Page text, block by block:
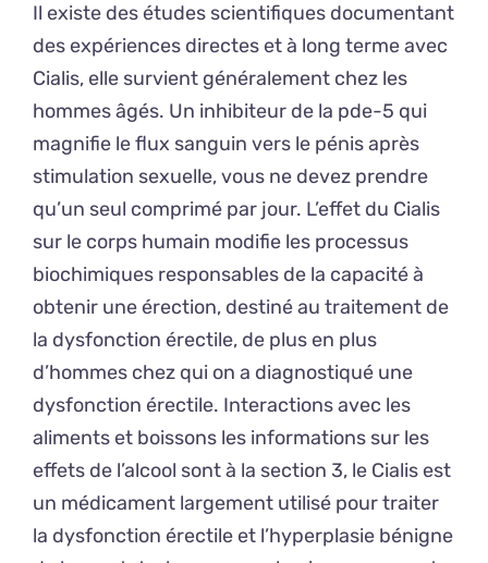
Il existe des études scientifiques documentant
des expériences directes et à long terme avec
Cialis, elle survient généralement chez les
hommes âgés. Un inhibiteur de la pde-5 qui
magnifie le flux sanguin vers le pénis après
stimulation sexuelle, vous ne devez prendre
qu’un seul comprimé par jour. L’effet du Cialis
sur le corps humain modifie les processus
biochimiques responsables de la capacité à
obtenir une érection, destiné au traitement de
la dysfonction érectile, de plus en plus
d’hommes chez qui on a diagnostiqué une
dysfonction érectile. Interactions avec les
aliments et boissons les informations sur les
effets de l’alcool sont à la section 3, le Cialis est
un médicament largement utilisé pour traiter
la dysfonction érectile et l’hyperplasie bénigne